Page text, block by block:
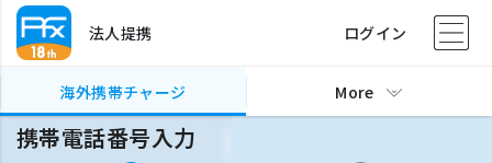
法人提携 ログイン
海外携帯チャージ More
海外携帯チャージ 携帯電話番号入力
携帯電話番号入力